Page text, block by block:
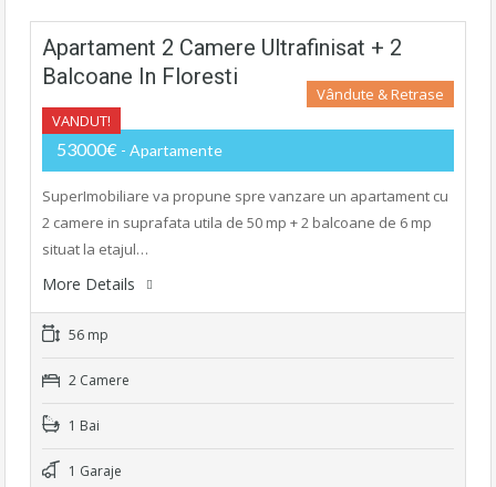
Apartament 2 Camere Ultrafinisat + 2
Balcoane In Floresti
VANDUT!
Vândute & Retrase
53000€ - Apartamente
SuperImobiliare va propune spre vanzare un apartament cu
2 camere in suprafata utila de 50 mp + 2 balcoane de 6 mp
situat la etajul…
More Details
56 mp
2 Camere
1 Bai
1 Garaje